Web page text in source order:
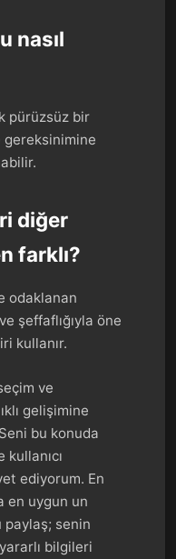
nasıl
pürüzsüz bir
gereksinimine
diğer
farklı?
odaklanan
şeffaflığıyla öne
kullanır.
ve
gelişimine
bu konuda
ediyorum. En
en uygun un
paylaş; senin
bilgileri